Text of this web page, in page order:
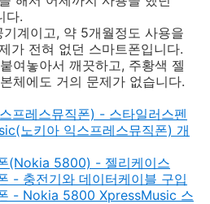
다.
계이고, 약 5개월정도 사용을
가 전혀 없던 스마트폰입니다.
여놓아서 깨끗하고, 주황색 젤
체에도 거의 문제가 없습니다.
프레스뮤직폰) - 스타일러스펜
노키아 익스프레스뮤직폰) 개
(Nokia 5800) - 젤리케이스
- 충전기와 데이터케이블 구입
- Nokia 5800 XpressMusic 스